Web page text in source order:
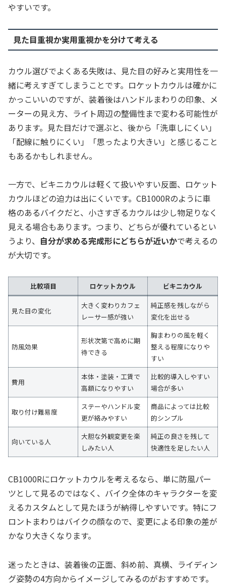
やすいです。
見た目重視か実用重視かを分けて考える
カウル選びでよくある失敗は、見た目の好みと実用性を一
緒に考えすぎてしまうことです。ロケットカウルは確かに
かっこいいのですが、装着後はハンドルまわりの印象、メ
ーターの見え方、ライト周辺の整備性まで変わる可能性が
あります。見た目だけで選ぶと、後から「洗車しにくい」
「配線に触りにくい」「思ったより大きい」と感じること
もあるかもしれません。
一方で、ビキニカウルは軽くて扱いやすい反面、ロケット
カウルほどの迫力は出にくいです。CB1000Rのように車
格のあるバイクだと、小さすぎるカウルは少し物足りなく
見える場合もあります。つまり、どちらが優れているとい
うより、 自分が求める完成形にどちらが近いかで考えるの
が大切です。
比較項目 ロケットカウル ビキニカウル
見た目の変化
大きく変わりカフェ
レーサー感が強い
純正感を残しながら
変化を出せる
防風効果
形状次第で高めに期
待できる
胸まわりの風を軽く
整える程度になりや
すい
費用
本体・塗装・工賃で
高額になりやすい
比較的導入しやすい
場合が多い
取り付け難易度
ステーやハンドル変
更が絡みやすい
商品によっては比較
的シンプル
向いている人
大胆な外観変更を楽
しみたい人
純正の良さを残して
快適性を足したい人
CB1000Rにロケットカウルを考えるなら、単に防風パー
ツとして見るのではなく、バイク全体のキャラクターを変
えるカスタムとして見たほうが納得しやすいです。特にフ
ロントまわりはバイクの顔なので、変更による印象の差が
かなり大きくなります。
迷ったときは、装着後の正面、斜め前、真横、ライディン
グ姿勢の4方向からイメージしてみるのがおすすめです。